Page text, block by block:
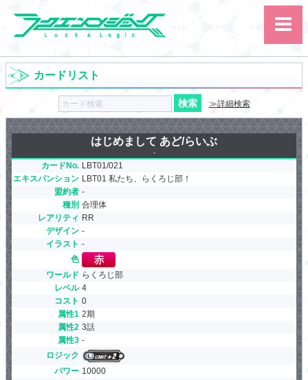
サイト内検索
カード ルール
講習会
カードリスト
≫詳細検索
はじめまして あど/らいぶ
-
カードNo. LBT01/021
エキスパンション LBT01 私たち、らくろじ部！
盟約者 -
種別 合理体
レアリティ RR
デザイン -
イラスト -
色
ワールド らくろじ部
レベル 4
コスト 0
属性1 2期
属性2 3話
属性3 -
ロジック
パワー 10000